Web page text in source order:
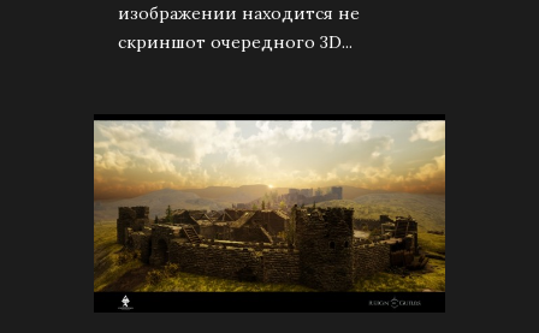
изображении находится не
скриншот очередного 3D...